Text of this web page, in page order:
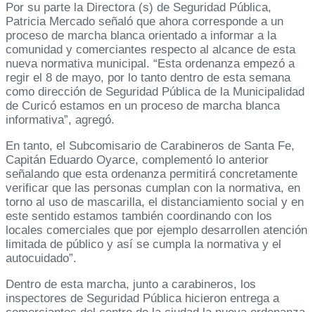
Por su parte la Directora (s) de Seguridad Pública,
Patricia Mercado señaló que ahora corresponde a un
proceso de marcha blanca orientado a informar a la
comunidad y comerciantes respecto al alcance de esta
nueva normativa municipal. “Esta ordenanza empezó a
regir el 8 de mayo, por lo tanto dentro de esta semana
como dirección de Seguridad Pública de la Municipalidad
de Curicó estamos en un proceso de marcha blanca
informativa”, agregó.
En tanto, el Subcomisario de Carabineros de Santa Fe,
Capitán Eduardo Oyarce, complementó lo anterior
señalando que esta ordenanza permitirá concretamente
verificar que las personas cumplan con la normativa, en
torno al uso de mascarilla, el distanciamiento social y en
este sentido estamos también coordinando con los
locales comerciales que por ejemplo desarrollen atención
limitada de público y así se cumpla la normativa y el
autocuidado”.
Dentro de esta marcha, junto a carabineros, los
inspectores de Seguridad Pública hicieron entrega a